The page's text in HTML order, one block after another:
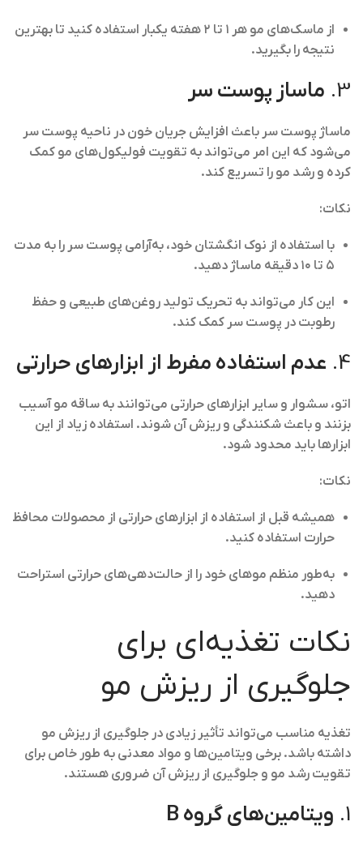
از ماسک‌های مو هر ۱ تا ۲ هفته یکبار استفاده کنید تا بهترین
نتیجه را بگیرید.
3. ماساز پوست سر
ماساژ پوست سر باعث افزایش جریان خون در ناحیه پوست سر
می‌شود که این امر می‌تواند به تقویت فولیکول‌های مو کمک
کرده و رشد مو را تسریع کند.
نکات:
با استفاده از نوک انگشتان خود، به‌آرامی پوست سر را به مدت
۵ تا ۱۰ دقیقه ماساژ دهید.
این کار می‌تواند به تحریک تولید روغن‌های طبیعی و حفظ
رطوبت در پوست سر کمک کند.
4. عدم استفاده مفرط از ابزارهای حرارتی
اتو، سشوار و سایر ابزارهای حرارتی می‌توانند به ساقه مو آسیب
بزنند و باعث شکنندگی و ریزش آن شوند. استفاده زیاد از این
ابزارها باید محدود شود.
نکات:
همیشه قبل از استفاده از ابزارهای حرارتی از محصولات محافظ
حرارت استفاده کنید.
به‌طور منظم موهای خود را از حالت‌دهی‌های حرارتی استراحت
دهید.
نکات تغذیه‌ای برای
جلوگیری از ریزش مو
تغذیه مناسب می‌تواند تأثیر زیادی در جلوگیری از ریزش مو
داشته باشد. برخی ویتامین‌ها و مواد معدنی به طور خاص برای
تقویت رشد مو و جلوگیری از ریزش آن ضروری هستند.
1. ویتامین‌های گروه B